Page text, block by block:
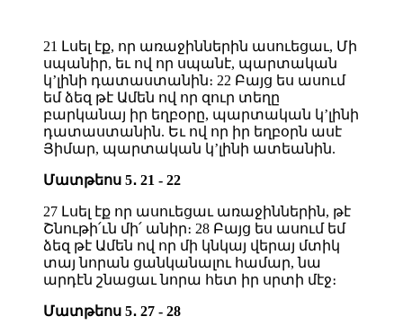
21 Լսել էք, որ առաջիններին ասուեցաւ, Մի
սպանիր, եւ ով որ սպանէ, պարտական
կ’լինի դատաստանին։ 22 Բայց ես ասում
եմ ձեզ թէ Ամեն ով որ զուր տեղը
բարկանայ իր եղբօրը, պարտական կ’լինի
դատաստանին. Եւ ով որ իր եղբօրն ասէ
Յիմար, պարտական կ’լինի ատեանին.
Մատթեոս 5․ 21 - 22
27 Լսել էք որ ասուեցաւ առաջիններին, թէ
Շնութի՛ւն մի՛ անիր։ 28 Բայց ես ասում եմ
ձեզ թէ Ամեն ով որ մի կնկայ վերայ մտիկ
տայ նորան ցանկանալու համար, նա
արդէն շնացաւ նորա հետ իր սրտի մէջ։
Մատթեոս 5․ 27 - 28